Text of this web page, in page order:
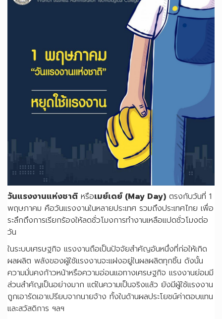
วันแรงงานแห่งชาติ หรือเมย์เดย์ (May Day) ตรงกับวันที่ 1
พฤษภาคม คือวันแรงงานในหลายประเทศ รวมถึงประเทศไทย เพื่อ
ระลึกถึงการเรียกร้องให้ลดชั่วโมงการทำงานเหลือแปดชั่วโมงต่อ
วัน
ในระบบเศรษฐกิจ แรงงานถือเป็นปัจจัยสำคัญอันหนึ่งที่ก่อให้เกิด
ผลผลิต พลังของผู้ใช้แรงงานจะแฝงอยู่ในผลผลิตทุกชิ้น ดังนั้น
ความมั่นคงก้าวหน้าหรือความอ่อนแอทางเศรษฐกิจ แรงงานย่อมมี
ส่วนสำคัญเป็นอย่างมาก แต่ในความเป็นจริงแล้ว ยังมีผู้ใช้แรงงาน
ถูกเอารัดเอาเปรียบจากนายจ้าง ทั้งในด้านผลประโยชน์ค่าตอบแทน
และสวัสดิการ ฯลฯ